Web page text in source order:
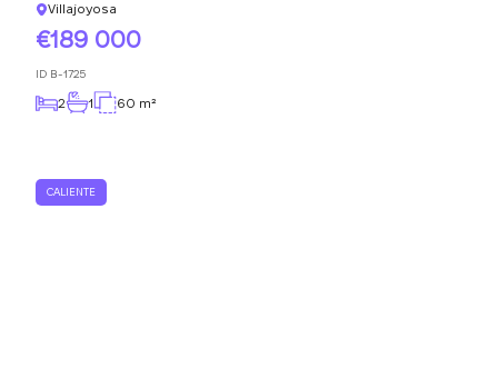
Villajoyosa
189 000
ID B-1725
2 1 60 m²
CALIENTE